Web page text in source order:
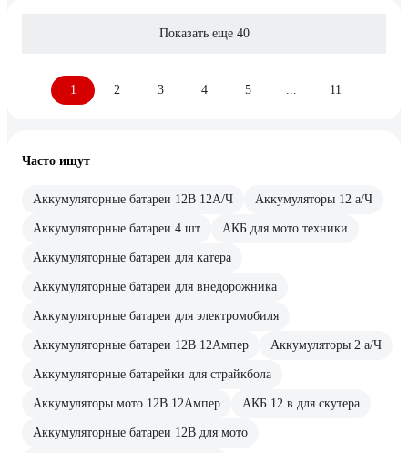
Показать еще 40
1 2 3 4 5 11
Часто ищут
Аккумуляторные батареи 12В 12А/Ч Аккумуляторы 12 а/Ч
Аккумуляторные батареи 4 шт АКБ для мото техники
Аккумуляторные батареи для катера
Аккумуляторные батареи для внедорожника
Аккумуляторные батареи для электромобиля
Аккумуляторные батареи 12В 12Ампер Аккумуляторы 2 а/Ч
Аккумуляторные батарейки для страйкбола
Аккумуляторы мото 12В 12Ампер АКБ 12 в для скутера
Аккумуляторные батареи 12В для мото